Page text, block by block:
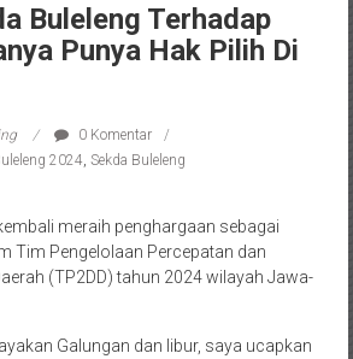
Buleleng Terhadap
Punya Hak Pilih Di
0 Komentar
2024 Sekda Buleleng
meraih penghargaan sebagai
Tim Pengelolaan Percepatan dan
(TP2DD) tahun 2024 wilayah Jawa-
Galungan dan libur, saya ucapkan